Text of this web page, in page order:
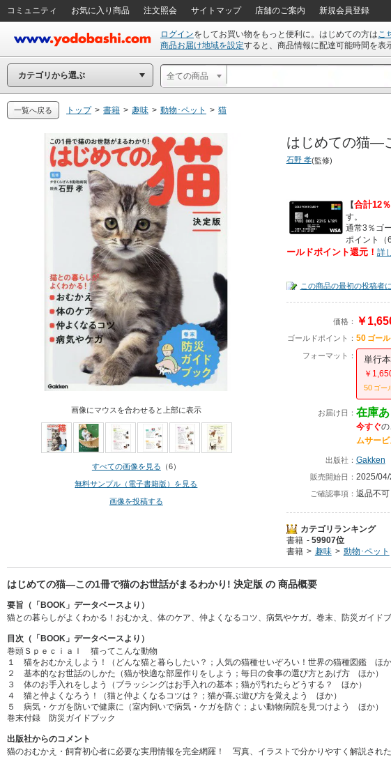
コミュニティ お気に入り商品 注文照会 サイトマップ 店舗のご案内 新規会員登録
ログインをしてお買い物をもっと便利に。はじめての方はこ
商品お届け地域を設定すると、商品情報に配達可能時間を表
カテゴリから選ぶ 全ての商品
一覧へ戻る トップ > 書籍 > 趣味 > 動物･ペット > 猫
画像にマウスを合わせると上部に表示
すべての画像を見る （6）
無料サンプル（電子書籍版）を見る
画像を投稿する
はじめての猫―
石野 孝(監修)
【合計12
す。
通常3％ゴ
ポイント（
ールドポイント還元！ 詳
この商品の最初の投稿者
価格： ￥
ゴールドポイント： 50 ゴー
フォーマット： 単行本
￥
50 ゴー
お届け日： 在庫あ
今すぐの
ムサービ
出版社： Gakken
販売開始日： 2025/
ご確認事項： 返品不可
カテゴリランキング
書籍
59907位
書籍
趣味 動物･ペット
はじめての猫―この1冊で猫のお世話がまるわかり! 決定版 の 商品概要
要旨（「BOOK」データベースより）
猫との暮らしがよくわかる！おむかえ、体のケア、仲よくなるコツ、病気やケガ。巻末、防災ガイドブ
目次（「BOOK」データベースより）
巻頭Ｓｐｅｃｉａｌ 猫ってこんな動物
１ 猫をおむかえしよう！（どんな猫と暮らしたい？；人気の猫種せいぞろい！世界の猫種図鑑 ほか
２ 基本的なお世話のしかた（猫が快適な部屋作りをしよう；毎日の食事の選び方とあげ方 ほか）
３ 体のお手入れをしよう（ブラッシングはお手入れの基本；猫が汚れたらどうする？ ほか）
４ 猫と仲よくなろう！（猫と仲よくなるコツは？；猫が喜ぶ遊び方を覚えよう ほか）
５ 病気・ケガを防いで健康に（室内飼いで病気・ケガを防ぐ；よい動物病院を見つけよう ほか）
巻末付録 防災ガイドブック
出版社からのコメント
猫のおむかえ・飼育初心者に必要な実用情報を完全網羅！ 写真、イラストで分かりやすく解説された